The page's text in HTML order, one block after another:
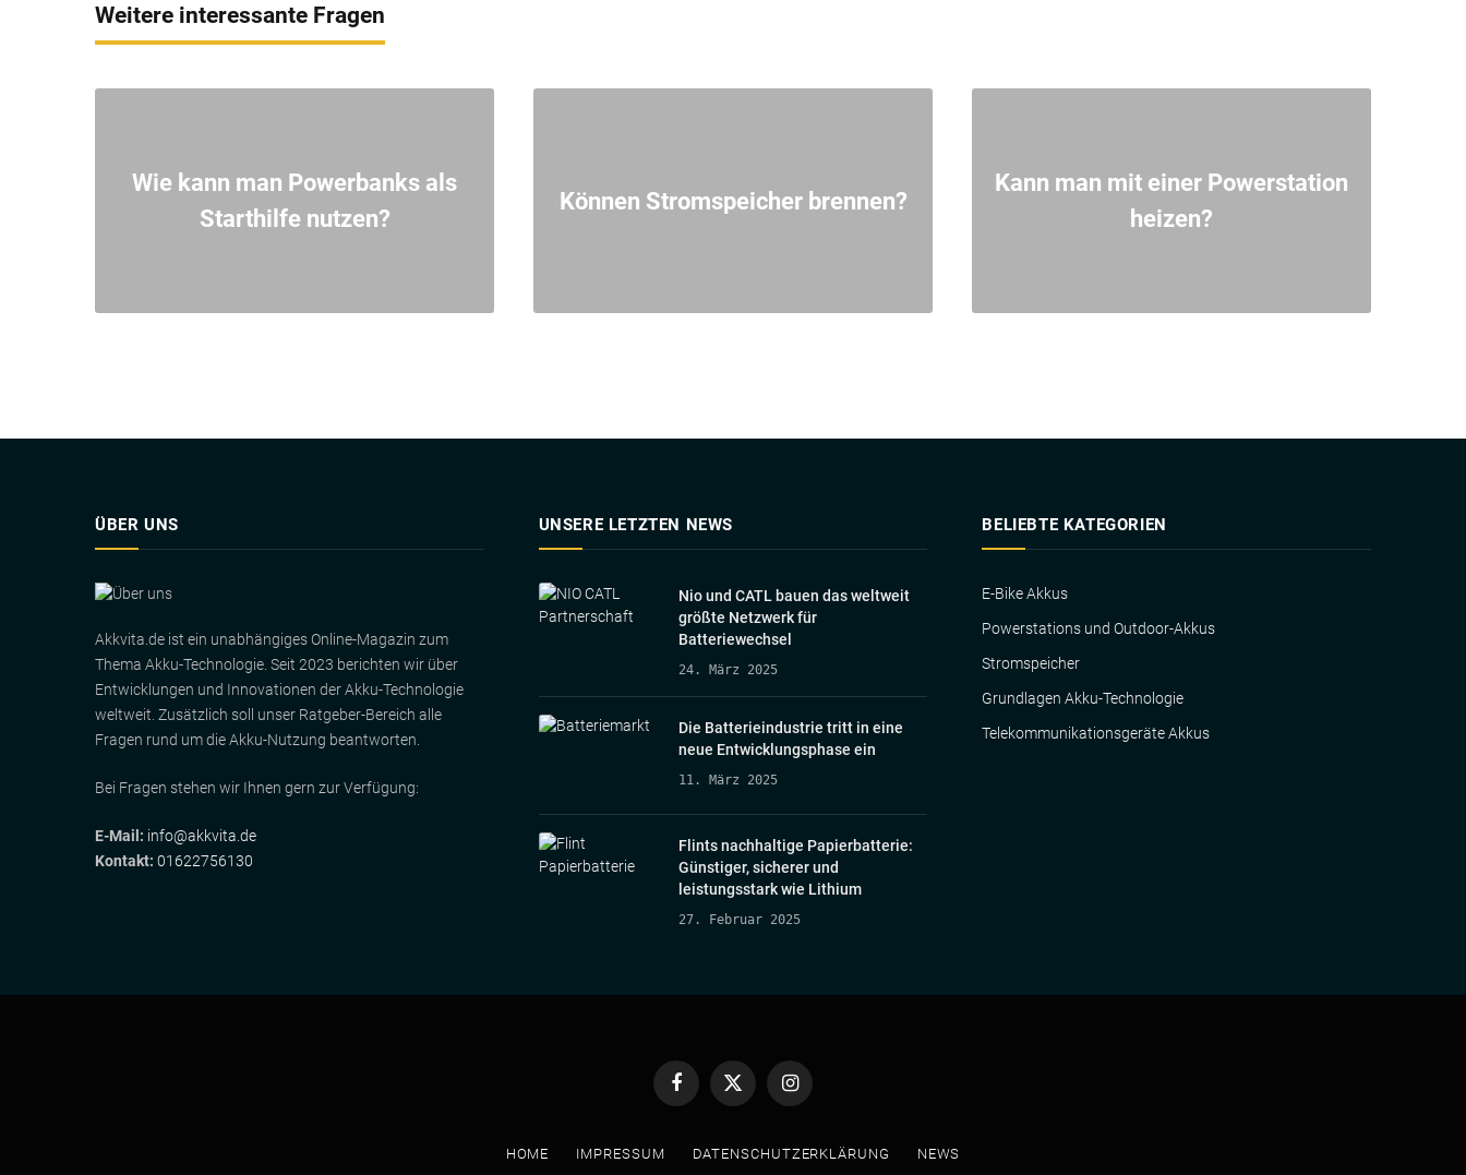
Weitere interessante Fragen
Wie kann man Powerbanks als
Starthilfe nutzen?
Können Stromspeicher brennen?
Kann man mit einer Powerstation
heizen?
ÜBER UNS
Akkvita.de ist ein unabhängiges Online-Magazin zum
Thema Akku-Technologie. Seit 2023 berichten wir über
Entwicklungen und Innovationen der Akku-Technologie
weltweit. Zusätzlich soll unser Ratgeber-Bereich alle
Fragen rund um die Akku-Nutzung beantworten.
Bei Fragen stehen wir Ihnen gern zur Verfügung:
E-Mail: info@akkvita.de
Kontakt: 01622756130
UNSERE LETZTEN NEWS
Nio und CATL bauen das weltweit
größte Netzwerk für
Batteriewechsel
24. März 2025
Die Batterieindustrie tritt in eine
neue Entwicklungsphase ein
11. März 2025
Flints nachhaltige Papierbatterie:
Günstiger, sicherer und
leistungsstark wie Lithium
27. Februar 2025
BELIEBTE KATEGORIEN
E-Bike Akkus
Powerstations und Outdoor-Akkus
Stromspeicher
Grundlagen Akku-Technologie
Telekommunikationsgeräte Akkus
FacebookTwitter Instagram
HOME IMPRESSUM DATENSCHUTZERKLÄRUNG NEWS